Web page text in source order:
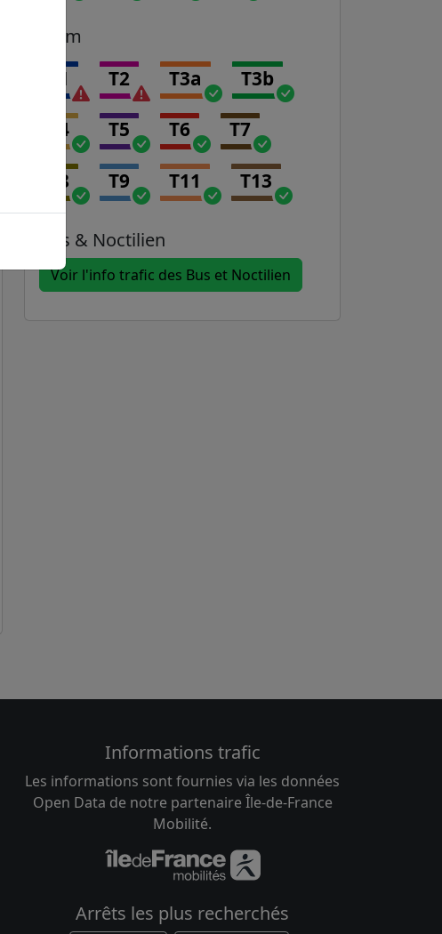
Tram
T1 T2 T3a T3b
T4 T5 T6 T7
T8 T9 T11 T13
Bus & Noctilien
Voir l'info trafic des Bus et Noctilien
Informations trafic
Les informations sont fournies via les données
Open Data de notre partenaire Île-de-France
Mobilité.
Arrêts les plus recherchés